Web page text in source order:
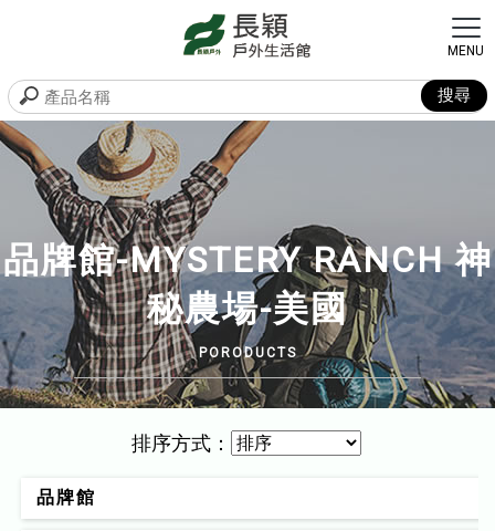
品牌館-MYSTERY RANCH 神
秘農場-美國
排序方式：
品牌館